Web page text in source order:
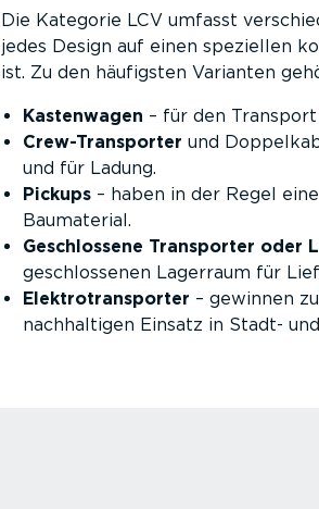
Die Kategorie LCV umfasst
jedes Design auf einen speziellen
ist. Zu den häufigsten Varianten
Kastenwagen – für den
Crew-­Trans­porter und
und für Ladung.
Pickups – haben in der Regel
Baumaterial.
Geschlossene Transporter oder
geschlos­senen Lagerraum für
Elektro­trans­porter – gewinnen
nachhal­tigen Einsatz in Stadt-